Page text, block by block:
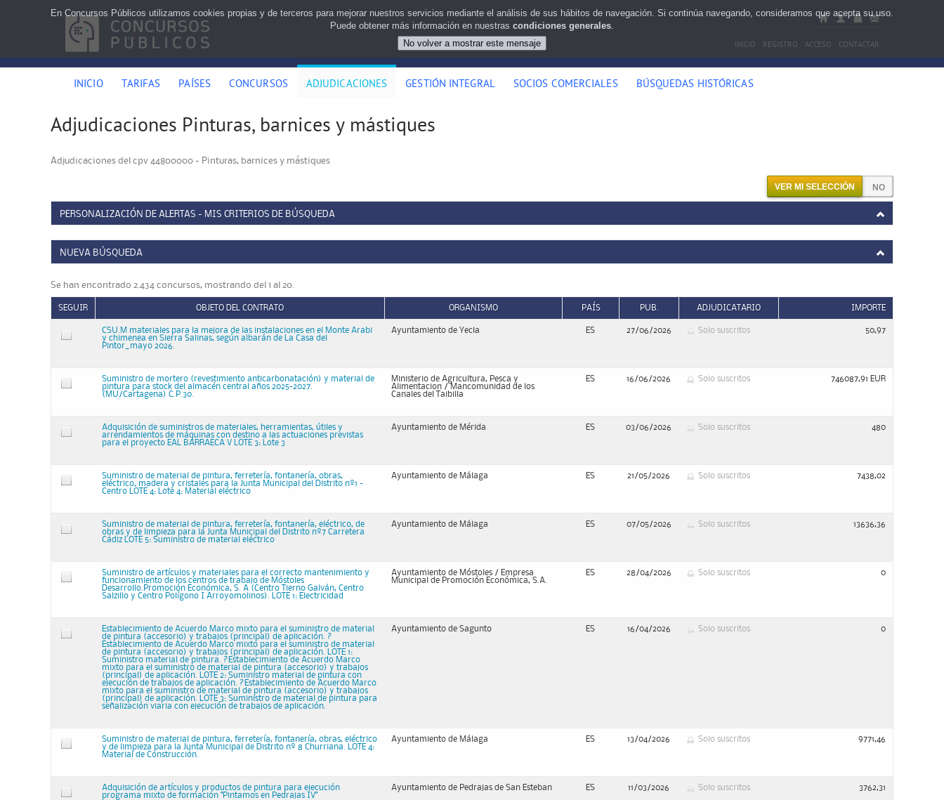
INICIO REGISTRO ACCESO CONTACTAR
INICIO TARIFAS PAÍSES CONCURSOS ADJUDICACIONES GESTIÓN INTEGRAL SOCIOS COMERCIALES BÚSQUEDAS HISTÓRICAS
Adjudicaciones Pinturas, barnices y mástiques
Adjudicaciones del cpv 44800000 - Pinturas, barnices y mástiques
VER MI SELECCIÓN
PERSONALIZACIÓN DE ALERTAS - MIS CRITERIOS DE BÚSQUEDA
NUEVA BÚSQUEDA
Se han encontrado 2.434 concursos, mostrando del 1 al 20.
SEGUIR OBJETO DEL CONTRATO ORGANISMO PAÍS PUB. ADJUDICATARIO IMPORTE
CSU.M materiales para la mejora de las instalaciones en el Monte Arabi
y chimenea en Sierra Salinas, según albarán de La Casa del
Pintor_mayo 2026.
Ayuntamiento de Yecla ES 27/06/2026 Solo suscritos 50,97
Suministro de mortero (revestimiento anticarbonatación) y material de
pintura para stock del almacén central años 2025-2027.
(MU/Cartagena) C.P.30.
Ministerio de Agricultura, Pesca y
Alimentacion / Mancomunidad de los
Canales del Taibilla
ES 16/06/2026 Solo suscritos 746087,91 EUR
Adquisición de suministros de materiales, herramientas, útiles y
arrendamientos de máquinas con destino a las actuaciones previstas
para el proyecto EAL BARRAECA V LOTE 3: Lote 3
Ayuntamiento de Mérida ES 03/06/2026 Solo suscritos 480
Suministro de material de pintura, ferretería, fontanería, obras,
eléctrico, madera y cristales para la Junta Municipal del Distrito nº1 -
Centro LOTE 4: Lote 4: Material eléctrico
Ayuntamiento de Málaga ES 21/05/2026 Solo suscritos 7438,02
Suministro de material de pintura, ferretería, fontanería, eléctrico, de
obras y de limpieza para la Junta Municipal del Distrito nº7 Carretera
Cádiz LOTE 5: Suministro de material eléctrico
Ayuntamiento de Málaga ES 07/05/2026 Solo suscritos 13636,36
Suministro de artículos y materiales para el correcto mantenimiento y
funcionamiento de los centros de trabajo de Móstoles
Desarrollo.Promoción Económica, S. A (Centro Tierno Galván, Centro
Salzillo y Centro Polígono I Arroyomolinos). LOTE 1: Electricidad
Ayuntamiento de Móstoles / Empresa
Municipal de Promoción Económica, S.A.
ES 28/04/2026 Solo suscritos 0
Establecimiento de Acuerdo Marco mixto para el suministro de material
de pintura (accesorio) y trabajos (principal) de aplicación. ?
Establecimiento de Acuerdo Marco mixto para el suministro de material
de pintura (accesorio) y trabajos (principal) de aplicación. LOTE 1:
Suministro material de pintura. ?Establecimiento de Acuerdo Marco
mixto para el suministro de material de pintura (accesorio) y trabajos
(principal) de aplicación. LOTE 2: Suministro material de pintura con
ejecución de trabajos de aplicación. ?Establecimiento de Acuerdo Marco
mixto para el suministro de material de pintura (accesorio) y trabajos
(principal) de aplicación. LOTE 3: Suministro de material de pintura para
señalización viaria con ejecución de trabajos de aplicación.
Ayuntamiento de Sagunto ES 16/04/2026 Solo suscritos 0
Suministro de material de pintura, ferretería, fontanería, obras, eléctrico
y de limpieza para la Junta Municipal de Distrito nº 8 Churriana. LOTE 4:
Material de Construcción.
Ayuntamiento de Málaga ES 13/04/2026 Solo suscritos 9771,46
Adquisición de artículos y productos de pintura para ejecución
programa mixto de formación "Pintamos en Pedrajas IV"
Ayuntamiento de Pedrajas de San Esteban ES 11/03/2026 Solo suscritos 3762,31
En Concursos Públicos utilizamos cookies propias y de terceros para mejorar nuestros servicios mediante el análisis de sus hábitos de navegación. Si continúa navegando, consideramos que acepta su uso.
Puede obtener más información en nuestras condiciones generales.